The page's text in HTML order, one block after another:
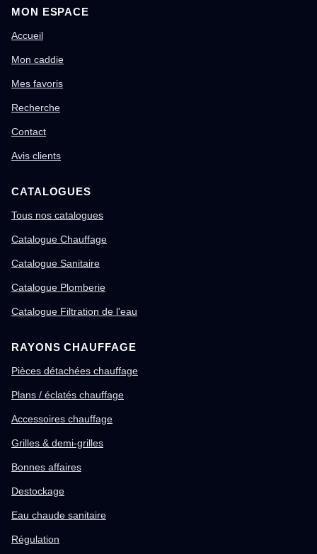
MON ESPACE
Accueil
Mon caddie
Mes favoris
Recherche
Contact
Avis clients
CATALOGUES
Tous nos catalogues
Catalogue Chauffage
Catalogue Sanitaire
Catalogue Plomberie
Catalogue Filtration de l'eau
RAYONS CHAUFFAGE
Pièces détachées chauffage
Plans / éclatés chauffage
Accessoires chauffage
Grilles & demi-grilles
Bonnes affaires
Destockage
Eau chaude sanitaire
Régulation